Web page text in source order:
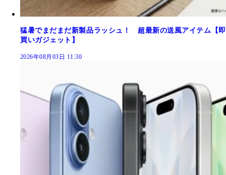
猛暑でまだまだ新製品ラッシュ！ 超最新の送風アイテム【即
買いガジェット】
2026年08月03日 11:30